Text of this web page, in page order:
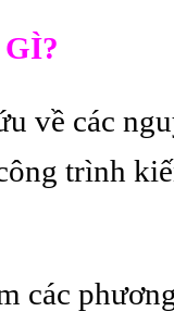
về các
trình
các